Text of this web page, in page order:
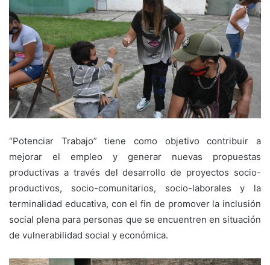
“Potenciar Trabajo” tiene como objetivo contribuir a
mejorar el empleo y generar nuevas propuestas
productivas a través del desarrollo de proyectos socio-
productivos, socio-comunitarios, socio-laborales y la
terminalidad educativa, con el fin de promover la inclusión
social plena para personas que se encuentren en situación
de vulnerabilidad social y económica.